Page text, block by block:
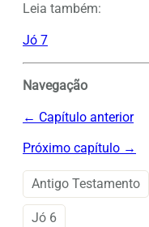
Leia também:
Jó 7
Navegação
← Capítulo anterior
Próximo capítulo →
Antigo Testamento
Jó 6